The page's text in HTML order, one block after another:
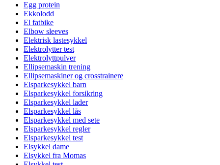
Egg protein
Ekkolodd
El fatbike
Elbow sleeves
Elektrisk lastesykkel
Elektrolytter test
Elektrolyttpulver
Ellipsemaskin trening
Ellipsemaskiner og crosstrainere
Elsparkesykkel barn
Elsparkesykkel forsikring
Elsparkesykkel lader
Elsparkesykkel lås
Elsparkesykkel med sete
Elsparkesykkel regler
Elsparkesykkel test
Elsykkel dame
Elsykkel fra Momas